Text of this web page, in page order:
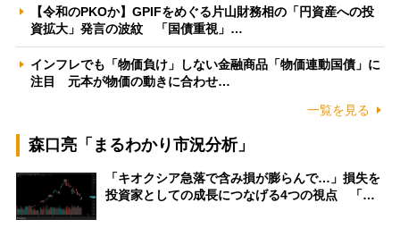
【令和のPKOか】GPIFをめぐる片山財務相の「円資産への投
資拡大」発言の波紋 「国債重視」…
インフレでも「物価負け」しない金融商品「物価連動国債」に
注目 元本が物価の動きに合わせ…
一覧を見る
森口亮「まるわかり市況分析」
「キオクシア急落で含み損が膨らんで…」損失を
投資家としての成長につなげる4つの視点 「…